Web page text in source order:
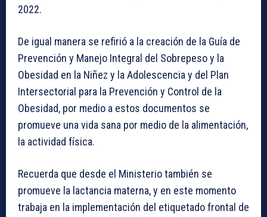
2022.
De igual manera se refirió a la creación de la Guía de
Prevención y Manejo Integral del Sobrepeso y la
Obesidad en la Niñez y la Adolescencia y del Plan
Intersectorial para la Prevención y Control de la
Obesidad, por medio a estos documentos se
promueve una vida sana por medio de la alimentación,
la actividad física.
Recuerda que desde el Ministerio también se
promueve la lactancia materna, y en este momento
trabaja en la implementación del etiquetado frontal de